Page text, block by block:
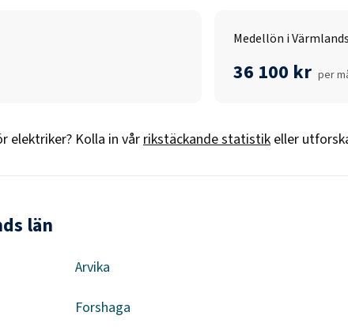
Medellön i
36 100 kr per
elektriker? Kolla in vårrikstäckande statistik eller
län
Arvika
Forshaga